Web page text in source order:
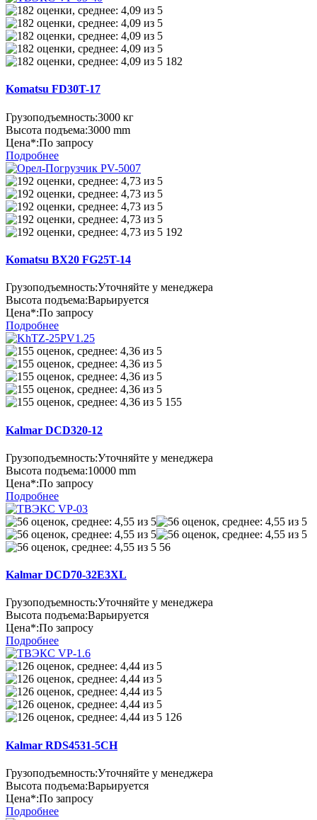
182
Komatsu FD30T-17
Грузоподъемность:3000 кг
Высота подъема:3000 mm
Цена*:По запросу
Подробнее
192
Komatsu BX20 FG25T-14
Грузоподъемность:Уточняйте у менеджера
Высота подъема:Варьируется
Цена*:По запросу
Подробнее
155
Kalmar DCD320-12
Грузоподъемность:Уточняйте у менеджера
Высота подъема:10000 mm
Цена*:По запросу
Подробнее
56
Kalmar DCD70-32E3XL
Грузоподъемность:Уточняйте у менеджера
Высота подъема:Варьируется
Цена*:По запросу
Подробнее
126
Kalmar RDS4531-5CH
Грузоподъемность:Уточняйте у менеджера
Высота подъема:Варьируется
Цена*:По запросу
Подробнее